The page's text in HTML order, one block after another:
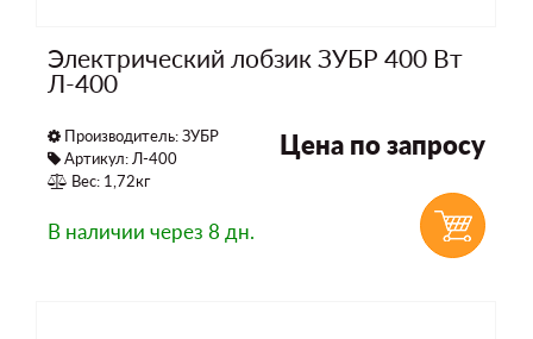
Электрический лобзик ЗУБР 400 Вт
Л-400
Производитель:ЗУБР
Артикул: Л-400
Вес: 1,72кг
Цена по запросу
В наличии через 8 дн.